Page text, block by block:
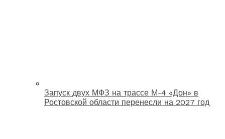
Запуск двух МФЗ на трассе М-4 «Дон» в
Ростовской области перенесли на 2027 год